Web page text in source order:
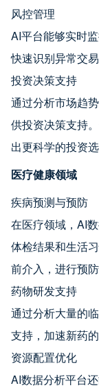
风控管理
AI平台能够实时
快速识别异常交
投资决策支持
通过分析市场趋
供投资决策支持
出更科学的投资选
医疗健康领域
疾病预测与预防
在医疗领域，AI
体检结果和生活
前介入，进行预防
药物研发支持
通过分析大量的
支持，加速新药的
资源配置优化
AI数据分析平台